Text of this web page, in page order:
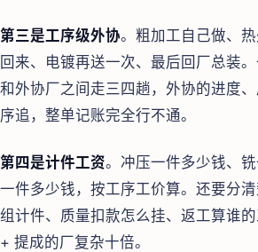
第三是工序级外协。粗加工自己做、
回来、电镀再送一次、最后回厂总装
和外协厂之间走三四趟，外协的进度
序追，整单记账完全行不通。
第四是计件工资。冲压一件多少钱、
一件多少钱，按工序工价算。还要分
组计件、质量扣款怎么挂、返工算谁
+ 提成的厂复杂十倍。